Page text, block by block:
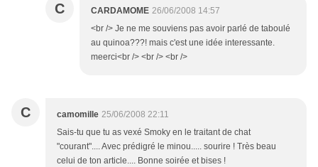
C CARDAMOME 26/06/2008 14:57
<br /> Je ne me souviens pas avoir parlé de taboulé
au quinoa???! mais c'est une idée interessante.
meerci<br /> <br /> <br />
C camomille 25/06/2008 22:11
Sais-tu que tu as vexé Smoky en le traitant de chat
"courant".... Avec prédigré le minou..... sourire ! Très beau
celui de ton article.... Bonne soirée et bises !